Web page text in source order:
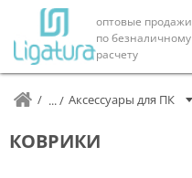
оптовые продажи
по безналичному
расчету
Аксессуары для ПК
КОВРИКИ